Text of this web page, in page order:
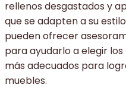
rellenos desgastados y
que se adapten a su
pueden ofrecer
para ayudarlo a elegir
más adecuados para
muebles.